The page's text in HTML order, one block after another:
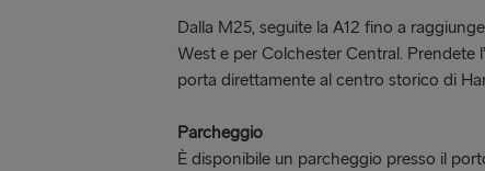
Dalla M25, seguite la A12 fino a
West e per Colchester Central. Prendete
porta direttamente al centro storico di
Parcheggio
È disponibile un parcheggio presso il